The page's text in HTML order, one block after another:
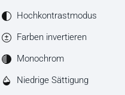
Hochkontrastmodus
Farben invertieren
Monochrom
Niedrige Sättigung